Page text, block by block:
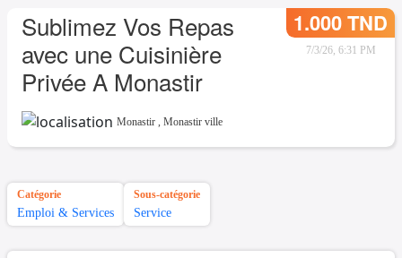
Sublimez Vos Repas
avec une Cuisinière
Privée A Monastir
1.000 TND
7/3/26, 6:31 PM
Monastir , Monastir ville
Catégorie
Emploi & Services
Sous-catégorie
Service